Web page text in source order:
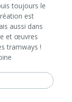
toujours le
est
aussi dans
et œuvres
tramways !